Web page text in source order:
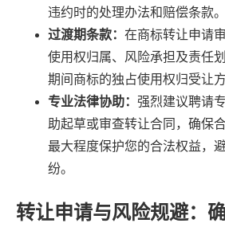
违约时的处理办法和赔偿条款。
过渡期条款： 在商标转让申请
使用权归属、风险承担及责任
期间商标的独占使用权归受让方
专业法律协助： 强烈建议聘请
助起草或审查转让合同，确保
最大程度保护您的合法权益，
纷。
转让申请与风险规避：